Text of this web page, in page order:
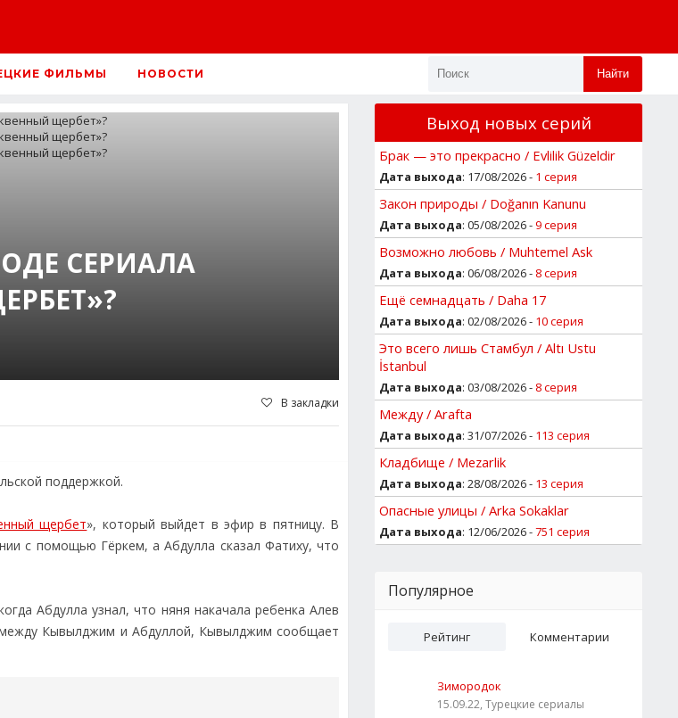
ФИЛЬМЫ НОВОСТИ Найти
СЕРИАЛА
В закладки
поддержкой.
щербет», который выйдет в эфир в пятницу. В
с помощью Гёркем, а Абдулла сказал Фатиху, что
Абдулла узнал, что няня накачала ребенка Алев
между Кывылджим и Абдуллой, Кывылджим сообщает
Выход новых серий
Брак — это прекрасно / Evlilik Güzeldir
Дата выхода: 17/08/2026 - 1 серия
Закон природы / Doğanın Kanunu
Дата выхода: 05/08/2026 -9 серия
Возможно любовь / Muhtemel Ask
Дата выхода: 06/08/2026 - 8 серия
Ещё семнадцать / Daha 17
Дата выхода: 02/08/2026 - 10 серия
Это всего лишь Стамбул / Altı Ustu
İstanbul
Дата выхода: 03/08/2026 - 8 серия
Между / Arafta
Дата выхода: 31/07/2026 - 113 серия
Кладбище / Mezarlik
Дата выхода: 28/08/2026 - 13 серия
Опасные улицы / Arka Sokaklar
Дата выхода: 12/06/2026 -751 серия
Популярное
Рейтинг Комментарии
Зимородок
15.09.22, Турецкие сериалы